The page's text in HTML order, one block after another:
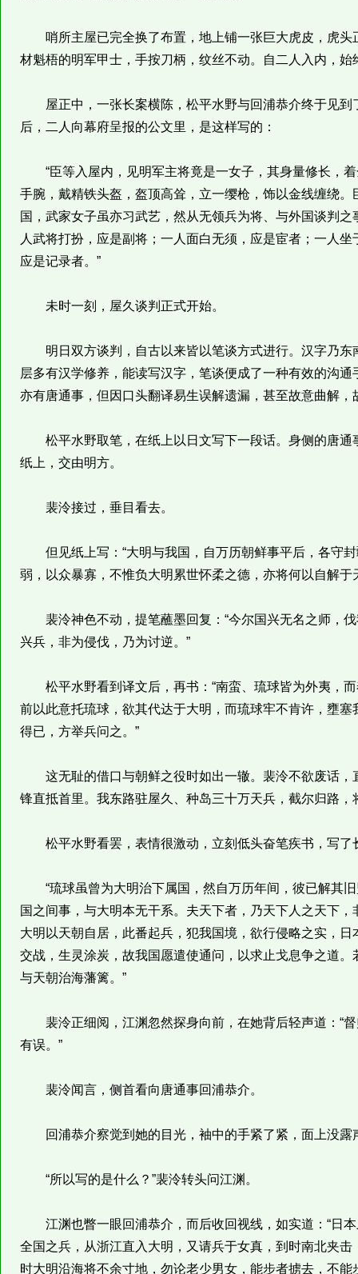
哨所主屋已完全换了布置，地上铺一张巨大虎皮，虎头
材魁梧的明军甲士，手按刀柄，纹丝不动。自二人入内，始
屋正中，一张长案横陈，松平水野与回浦恭介终于见到
后，二人向幕府呈报的公文里，是这样写的：
“臣等入屋内，见明军主将竟是一女子，其身量修长，着
手腕，戴精铁头盔，盔顶高耸，立一缨枪，饰以金线缠绕
国，武家女子虽亦习武艺，然从无领兵为将、与外国谈判
人武将打扮，应是副将；一人面白无须，应是宦者；一人
应是记录者。”
未时一刻，屋久谈判正式开始。
明日双方谈判，自古以来皆以笔谈方式进行。汉字乃东
层多有汉学修养，能读写汉字，笔谈便成了一种有效的沟
亦有唐通事，但因口头翻译易生误解遗漏，甚至故意曲解
松平水野取笔，在纸上以日文写下一段话。身侧的唐通
纸上，交由明方。
裴泠接过，垂目看去。
但见纸上写：“大明与我国，自万历朝鲜事平后，各守封
弱，以众暴寡，不惟负大明累世怀柔之德，亦将何以自解于
裴泠神色不动，提笔蘸墨回复：“今尔国兴无名之师，伐
兴兵，非为侵伐，乃为讨逆。”
松平水野看到译文后，再书：“南蛮、琉球皆为外夷，而
前以此意托琉球，欲其代达于大明，而琉球牢不肯许，壅
得已，方举兵问之。”
这无耻的借口与朝鲜之役时如出一辙。裴泠不欲废话，
锋直抵首里。我东路驻屋久、种岛三十万天兵，截尔归路，
松平水野看罢，表情很激动，立刻低头奋笔疾书，写了
“琉球虽曾为大明治下属国，然自万历年间，彼已解其旧
国之间事，与大明本无干系。夫天下者，乃天下人之天下
大明以天朝自居，此番起兵，犯我国境，欲行侵略之实，
交战，生灵涂炭，故我国愿遣使通问，以求止戈息争之道
与天朝治海藩篱。”
裴泠正细阅，江渊忽然探身向前，在她背后轻声道：“督
有误。”
裴泠闻言，侧首看向唐通事回浦恭介。
回浦恭介察觉到她的目光，袖中的手紧了紧，面上没露
“所以写的是什么？”裴泠转头问江渊。
江渊也瞥一眼回浦恭介，而后收回视线，如实道：“日
全国之兵，从浙江直入大明，又请兵于女真，到时南北夹
时大明沿海将不余寸地，勿论老少男女，能步者掳去，不